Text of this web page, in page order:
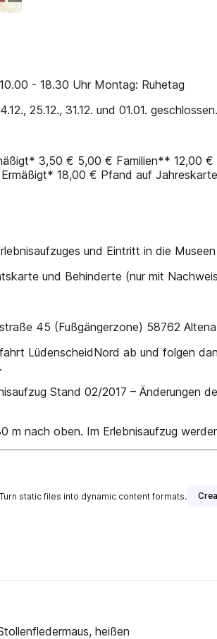
- 18.30 Uhr Montag: Ruhetag
25.12., 31.12. und 01.01. geschlossen.
3,50 € 5,00 € Familien** 12,00
18,00 € Pfand auf
und Eintritt in die
und Behinderte (nur mit
45 (Fußgängerzone) 58762
LüdenscheidNord ab und folgen
Stand 02/2017 – Änderungen
nach oben. Im Erlebnisaufzug
Turn static files into dynamic content formats.
heißen